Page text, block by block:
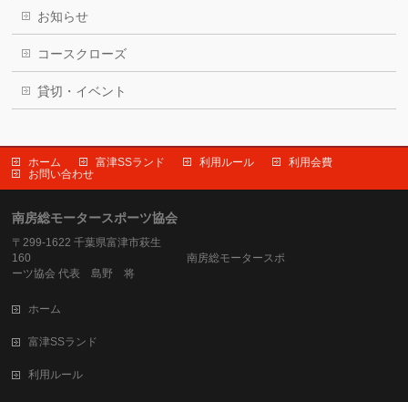
お知らせ
コースクローズ
貸切・イベント
ホーム 富津SSランド 利用ルール
利用会費
お問い合わせ
南房総モータースポーツ協会
〒299-1622 千葉県富津市萩生
160 南房総モータースポ
ーツ協会 代表 島野 将
ホーム
富津SSランド
利用ルール